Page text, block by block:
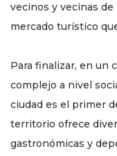
vecinos y vecinas de
mercado turístico
Para finalizar, en un
complejo a nivel
ciudad es el primer
territorio ofrece
gastronómicas y